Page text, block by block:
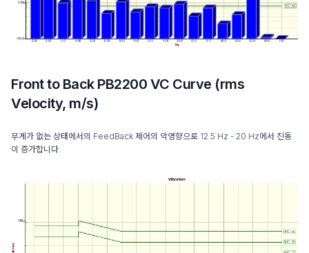
Front to Back PB2200 VC Curve (rms
Velocity, m/s)
무게가 없는 상태에서의 FeedBack 제어의 악영향으로 12.5 Hz - 20 Hz에서 진동
이 증가합니다.